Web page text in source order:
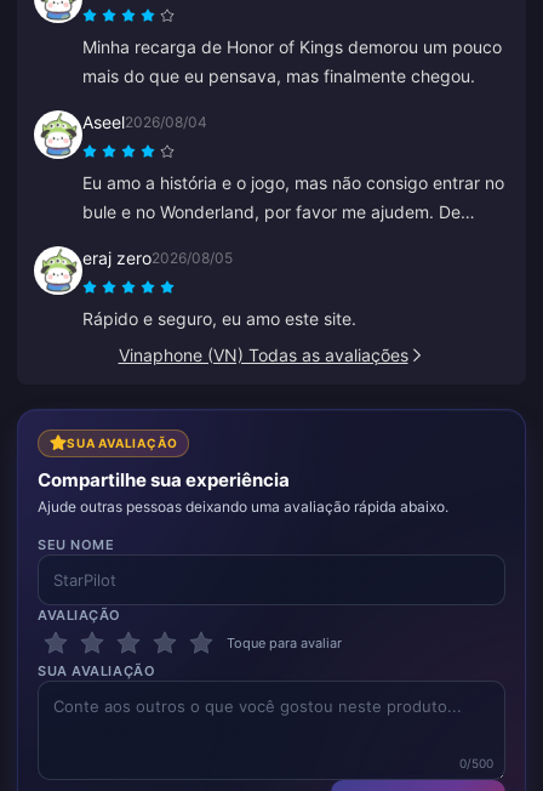
Minha recarga de Honor of Kings demorou um pouco
mais do que eu pensava, mas finalmente chegou.
Aseel2026/08/04
Eu amo a história e o jogo, mas não consigo entrar no
bule e no Wonderland, por favor me ajudem. De
eraj zero2026/08/05
Rápido e seguro, eu amo este site.
Vinaphone (VN) Todas as avaliações
SUA AVALIAÇÃO
Compartilhe sua experiência
Ajude outras pessoas deixando uma avaliação rápida abaixo.
SEU NOME
AVALIAÇÃO
Toque para avaliar
SUA AVALIAÇÃO
0/500